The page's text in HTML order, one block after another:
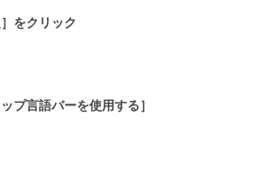
をクリック
言語バーを使用する］